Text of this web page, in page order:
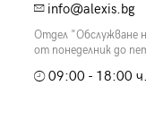
info@alexis.bg
Отдел "Обслужване
от понеделник до
09:00 - 18:00 ч.